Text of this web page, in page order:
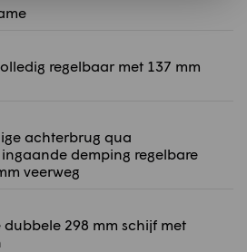
regelbaar met 137 mm
achterbrug qua
demping regelbare
veerweg
298 mm schijf met